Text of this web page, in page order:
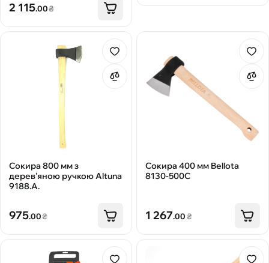
2 115.00₴
Сокира 800 мм з
дерев'яною ручкою Altuna
9188.A.
975.00₴
Сокира 400 мм Bellota
8130-500С
1 267.00₴